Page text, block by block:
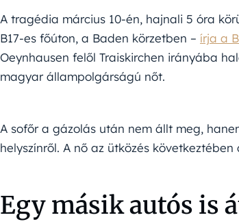
A tragédia március 10-én, hajnali 5 óra
B17-es főúton, a Baden körzetben – írja a
Oeynhausen felől Traiskirchen irányába
magyar állampolgárságú nőt.
A sofőr a gázolás után nem állt meg,
helyszínről. A nő az ütközés
Egy másik autós is